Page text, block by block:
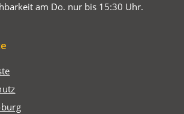
am Do. nur bis 15:30 Uhr.